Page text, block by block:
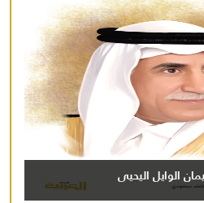
الوايل اليحيى